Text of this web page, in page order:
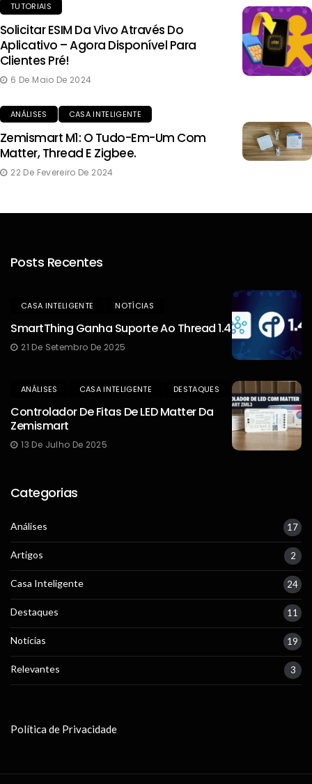
TUTORIAIS
Solicitar ESIM Da Vivo Através Do
Aplicativo – Agora Disponível Para
Clientes Pré!
6 De Maio De 2024
ANÁLISES CASA INTELIGENTE
Zemismart M1: O Tudo-Em-Um Com
Matter, Thread E Zigbee.
22 De Fevereiro De 2024
Posts Recentes
CASA INTELIGENTE NOTÍCIAS
SmartThing Ganha Suporte Ao Thread 1.4
21 De Setembro De 2025
ANÁLISES CASA INTELIGENTE DESTAQUES
Controlador De Fitas De LED Matter Da
Zemismart
13 De Julho De 2025
Categorias
Análises 17
Artigos 2
Casa Inteligente 24
Destaques 11
Notícias 19
Relevantes 3
Política de Privacidade